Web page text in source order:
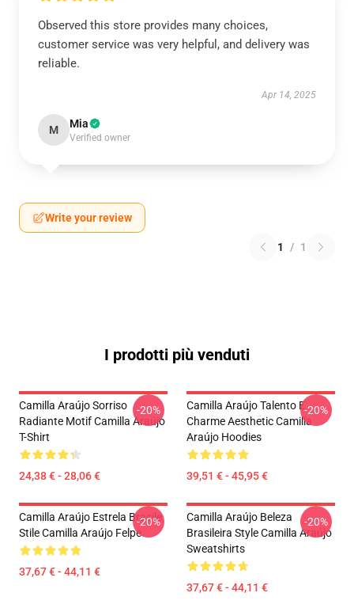
Observed this store provides many choices,
customer service was very helpful, and delivery was
reliable.
Apr 14, 2025
M Mia
Verified owner
Write your review
1 / 1
I prodotti più venduti
Camilla Araújo Sorriso
Radiante Motif Camilla Araújo
T-Shirt
24,38 € - 28,06 €
-20%
Camilla Araújo Talento E
Charme Aesthetic Camilla
Araújo Hoodies
39,51 € - 45,95 €
-20%
Camilla Araújo Estrela Brasile
Stile Camilla Araújo Felpe
37,67 € - 44,11 €
-20%
Camilla Araújo Beleza
Brasileira Style Camilla Araújo
Sweatshirts
37,67 € - 44,11 €
-20%